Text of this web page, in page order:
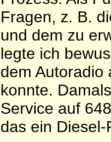
Fragen, z. B.
und dem zu
legte ich
dem Autoradio
konnte.
Service auf
das ein